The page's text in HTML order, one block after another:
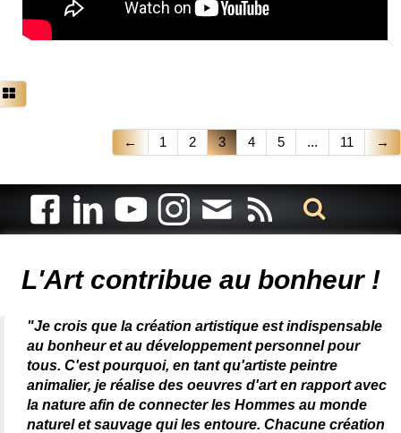
← 1 2 3 4 5 ... 11 →
L'Art contribue au bonheur !
"Je crois que la création artistique est indispensable
au bonheur et au développement personnel pour
tous. C'est pourquoi, en tant qu'artiste peintre
animalier, je réalise des oeuvres d'art en rapport avec
la nature afin de connecter les Hommes au monde
naturel et sauvage qui les entoure. Chacune création